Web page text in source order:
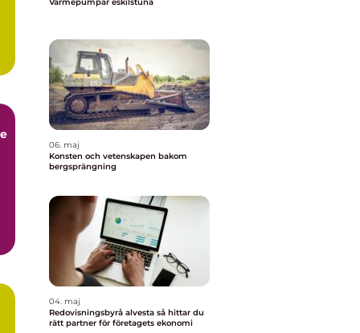
06. maj
Konsten och vetenskapen bakom
bergsprängning
04. maj
Redovisningsbyrå alvesta så hittar du
rätt partner för företagets ekonomi